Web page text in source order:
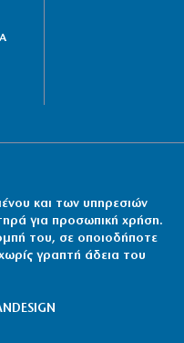
και των υπηρεσιών
για προσωπική χρήση.
του, σε οποιοδήποτε
γραπτή άδεια του